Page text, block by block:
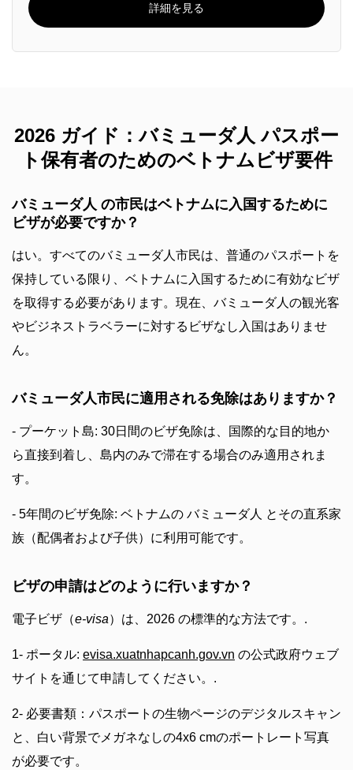
詳細を見る
2026 ガイド：バミューダ人 パスポー
ト保有者のためのベトナムビザ要件
バミューダ人 の市民はベトナムに入国するために
ビザが必要ですか？
はい。すべてのバミューダ人市民は、普通のパスポートを
保持している限り、ベトナムに入国するために有効なビザ
を取得する必要があります。現在、バミューダ人の観光客
やビジネストラベラーに対するビザなし入国はありませ
ん。
バミューダ人市民に適用される免除はありますか？
- プーケット島: 30日間のビザ免除は、国際的な目的地か
ら直接到着し、島内のみで滞在する場合のみ適用されま
す。
- 5年間のビザ免除: ベトナムの バミューダ人 とその直系家
族（配偶者および子供）に利用可能です。
ビザの申請はどのように行いますか？
電子ビザ（e-visa）は、2026 の標準的な方法です。.
1- ポータル: evisa.xuatnhapcanh.gov.vn の公式政府ウェブ
サイトを通じて申請してください。.
2- 必要書類：パスポートの生物ページのデジタルスキャン
と、白い背景でメガネなしの4x6 cmのポートレート写真
が必要です。